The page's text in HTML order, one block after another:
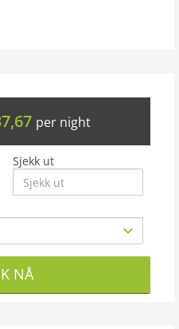
per night
Sjekk ut
NÅ